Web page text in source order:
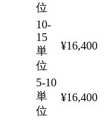
位
10-
15
単
位
¥16,400
5-10
単
位
¥16,400